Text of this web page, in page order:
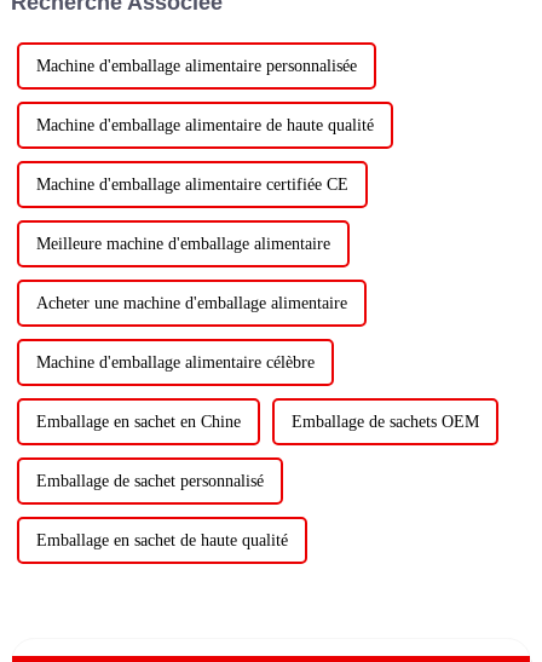
Machine d'emballage alimentaire personnalisée
Machine d'emballage alimentaire de haute qualité
Machine d'emballage alimentaire certifiée CE
Meilleure machine d'emballage alimentaire
Acheter une machine d'emballage alimentaire
Machine d'emballage alimentaire célèbre
Emballage en sachet en Chine Emballage de sachets OEM
Emballage de sachet personnalisé
Emballage en sachet de haute qualité